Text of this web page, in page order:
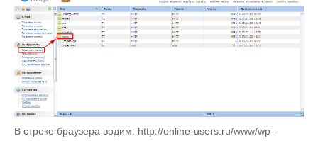
В строке браузера водим: http://online-users.ru/www/wp-